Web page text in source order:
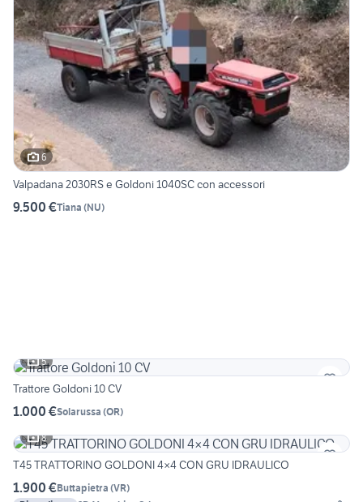
6
Valpadana 2030RS e Goldoni 1040SC con accessori
9.500 €Tiana (NU)
5
Trattore Goldoni 10 CV
1.000 €Solarussa (OR)
8
T45 TRATTORINO GOLDONI 4×4 CON GRU IDRAULICO
1.900 €Buttapietra (VR)